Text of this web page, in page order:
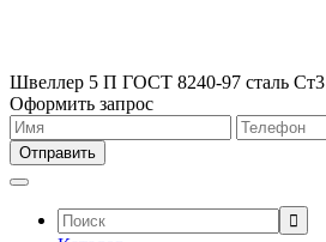
Швеллер 5 П ГОСТ 8240-97 сталь Ст3
Оформить запрос
Поиск: